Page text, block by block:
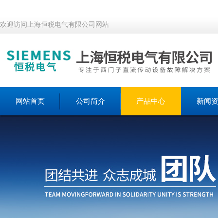
欢迎访问上海恒税电气有限公司网站
网站首页 公司简介 产品中心 新闻